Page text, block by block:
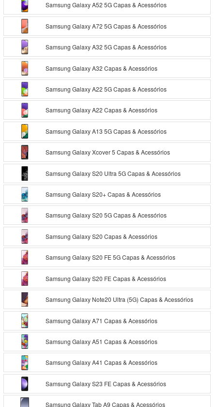
Samsung Galaxy A52 5G Capas & Acessórios
Samsung Galaxy A72 5G Capas & Acessórios
Samsung Galaxy A32 5G Capas & Acessórios
Samsung Galaxy A32 Capas & Acessórios
Samsung Galaxy A22 5G Capas & Acessórios
Samsung Galaxy A22 Capas & Acessórios
Samsung Galaxy A13 5G Capas & Acessórios
Samsung Galaxy Xcover 5 Capas & Acessórios
Samsung Galaxy S20 Ultra 5G Capas & Acessórios
Samsung Galaxy S20+ Capas & Acessórios
Samsung Galaxy S20 5G Capas & Acessórios
Samsung Galaxy S20 Capas & Acessórios
Samsung Galaxy S20 FE 5G Capas & Acessórios
Samsung Galaxy S20 FE Capas & Acessórios
Samsung Galaxy Note20 Ultra (5G) Capas & Acessórios
Samsung Galaxy A71 Capas & Acessórios
Samsung Galaxy A51 Capas & Acessórios
Samsung Galaxy A41 Capas & Acessórios
Samsung Galaxy S23 FE Capas & Acessórios
Samsung Galaxy Tab A9 Capas & Acessórios